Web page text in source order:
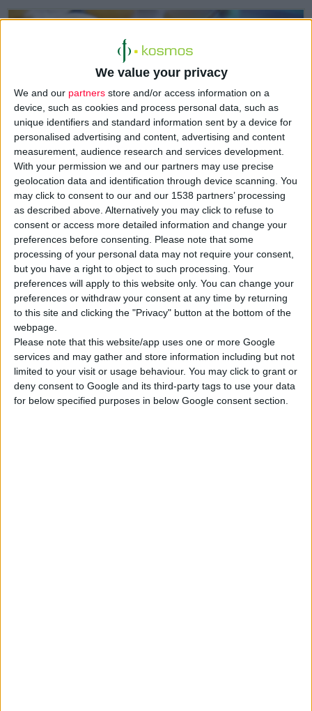
We value your privacy
We and our partners store and/or access information on a
device, such as cookies and process personal data, such as
unique identifiers and standard information sent by a device for
personalised advertising and content, advertising and content
measurement, audience research and services development.
With your permission we and our partners may use precise
geolocation data and identification through device scanning. You
may click to consent to our and our 1538 partners’ processing
as described above. Alternatively you may click to refuse to
consent or access more detailed information and change your
preferences before consenting. Please note that some
processing of your personal data may not require your consent,
but you have a right to object to such processing. Your
preferences will apply to this website only. You can change your
preferences or withdraw your consent at any time by returning
to this site and clicking the "Privacy" button at the bottom of the
webpage.
Please note that this website/app uses one or more Google
services and may gather and store information including but not
limited to your visit or usage behaviour. You may click to grant or
deny consent to Google and its third-party tags to use your data
for below specified purposes in below Google consent section.
20/10/2008
Alapis: προς εξαγορά της PNG Gerolymatos
Μεγάλη επιχειρηματική συμφωνία στο χώρο της βιομηχανίας
φαρμάκων